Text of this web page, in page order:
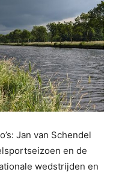
Jan van Schendel
en de
wedstrijden en